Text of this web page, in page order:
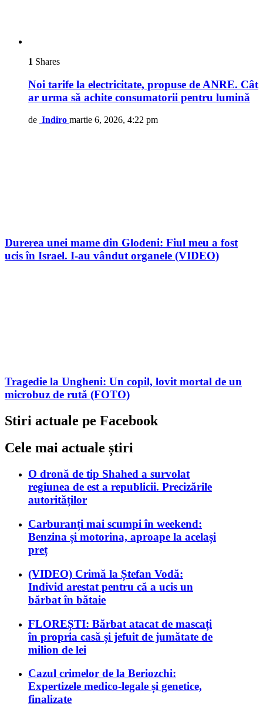
1 Shares
Noi tarife la electricitate, propuse de ANRE. Cât
ar urma să achite consumatorii pentru lumină
de Indiro martie 6, 2026, 4:22 pm
Durerea unei mame din Glodeni: Fiul meu a fost
ucis în Israel. I-au vândut organele (VIDEO)
Tragedie la Ungheni: Un copil, lovit mortal de un
microbuz de rută (FOTO)
Stiri actuale pe Facebook
Cele mai actuale știri
O dronă de tip Shahed a survolat
regiunea de est a republicii. Precizările
autorităților
Carburanți mai scumpi în weekend:
Benzina și motorina, aproape la același
preț
(VIDEO) Crimă la Ștefan Vodă:
Individ arestat pentru că a ucis un
bărbat în bătaie
FLOREȘTI: Bărbat atacat de mascați
în propria casă și jefuit de jumătate de
milion de lei
Cazul crimelor de la Beriozchi:
Expertizele medico-legale și genetice,
finalizate